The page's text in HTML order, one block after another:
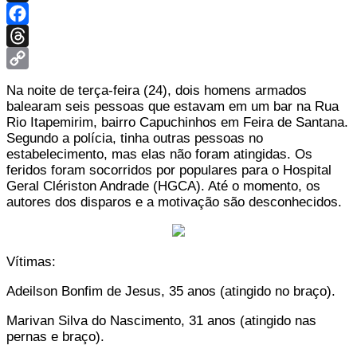
X
Facebook
Threads
Link
Na noite de terça-feira (24), dois homens armados
balearam seis pessoas que estavam em um bar na Rua
Rio Itapemirim, bairro Capuchinhos em Feira de Santana.
Segundo a polícia, tinha outras pessoas no
estabelecimento, mas elas não foram atingidas. Os
feridos foram socorridos por populares para o Hospital
Geral Clériston Andrade (HGCA). Até o momento, os
autores dos disparos e a motivação são desconhecidos.
Vítimas:
Adeilson Bonfim de Jesus, 35 anos (atingido no braço).
Marivan Silva do Nascimento, 31 anos (atingido nas
pernas e braço).